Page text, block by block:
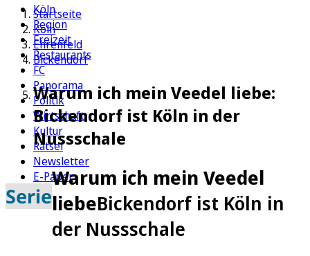
Köln
Region
Freizeit
Restaurants
FC
Panorama
Politik
Wirtschaft
Kultur
Rätsel
Newsletter
E-Paper
Startseite
Köln
Ehrenfeld
Bickendorf
Warum ich mein Veedel liebe:
Bickendorf ist Köln in der
Nussschale
Serie
Warum ich mein Veedel
liebeBickendorf ist Köln in
der Nussschale